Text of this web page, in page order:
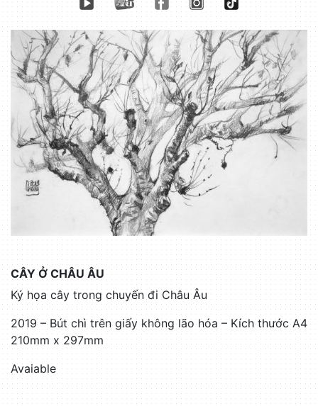
CÂY Ở CHÂU ÂU
Ký họa cây trong chuyến đi Châu Âu
2019 – Bút chì trên giấy không lão hóa – Kích thước A4
210mm x 297mm
Avaiable